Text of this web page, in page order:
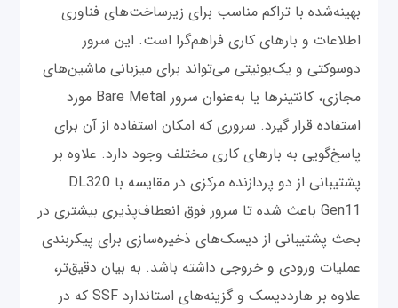
بهینه‌شده با تراکم مناسب برای زیرساخت‌های فناوری
اطلاعات و بارهای کاری فراهم‌گرا است. این سرور
دوسوکتی و یک‌یونیتی می‌تواند برای میزبانی ماشین‌های
مجازی، کانتینرها یا به‌عنوان سرور Bare Metal مورد
استفاده قرار گیرد. سروری که امکان استفاده از آن برای
پاسخ‌گویی به بارهای کاری مختلف وجود دارد. علاوه بر
پشتیبانی از دو پردازنده مرکزی در مقایسه با DL320
Gen11 باعث شده تا سرور فوق انعطاف‌پذیری بیشتری در
بحث پشتیبانی از دیسک‌های ذخیره‌سازی برای پیکربندی
عملیات ورودی و خروجی داشته باشد. به بیان دقیق‌تر،
علاوه بر هارددیسک و گزینه‌های استاندارد SSF که در